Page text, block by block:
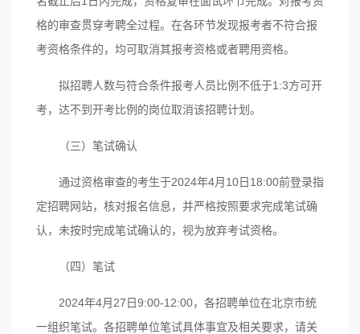
格的审查贯穿考聘全过程。在各环节发现报考者不符合报
考资格条件的，均可取消其报考资格或者聘用资格。
拟招聘人数与符合条件报考人员比例不低于1:3方可开
考，达不到开考比例的岗位取消该招聘计划。
（三）笔试确认
通过资格审查的考生于2024年4月10日18:00前登录指
定招聘网站，核对报名信息，并严格按照要求完成笔试确
认，未按时完成笔试确认的，视为放弃考试资格。
（四）笔试
2024年4月27日9:00-12:00，各招聘单位在北京市统
一组织笔试。各招聘单位笔试具体事宜及相关要求，请关